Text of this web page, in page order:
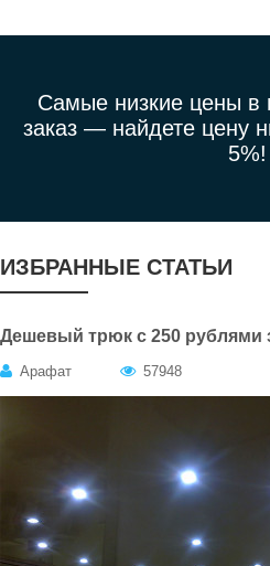
Самые низкие цены в
заказ — найдете цену
5%!
ИЗБРАННЫЕ СТАТЬИ
Дешевый трюк с 250 рублями
Арафат 57948